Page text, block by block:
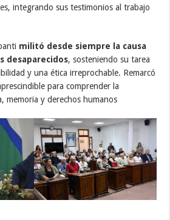
integrando sus testimonios al trabajo
militó desde siempre la causa
desaparecidos, sosteniendo su tarea
y una ética irreprochable. Remarcó
para comprender la
memoria y derechos humanos